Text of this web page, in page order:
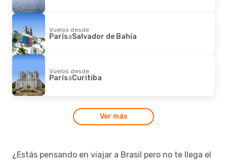
Vuelos desde
ParísaSalvador de Bahía
Vuelos desde
ParísaCuritiba
Ver más
¿Estás pensando en viajar a Brasil pero no te llega el